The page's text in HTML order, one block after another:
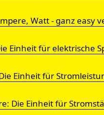
Watt - ganz easy
Einheit für elektrische
Einheit für
Die Einheit für